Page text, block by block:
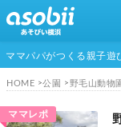
ママパパがつくる親子遊
HOME 公園
ママレポ